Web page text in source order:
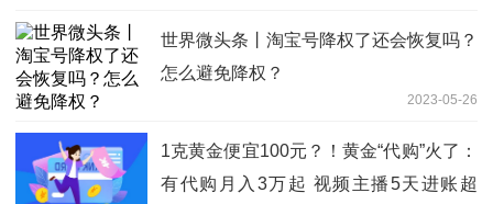
世界微头条丨淘宝号降权了还会恢复吗？
怎么避免降权？
2023-05-26
1克黄金便宜100元？！黄金“代购”火了：
有代购月入3万起 视频主播5天进账超